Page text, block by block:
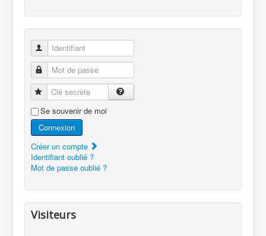
Identifiant
Mot de passe
Clé secrète
Se souvenir de moi
Connexion
Créer un compte
Identifiant oublié ?
Mot de passe oublié ?
Visiteurs